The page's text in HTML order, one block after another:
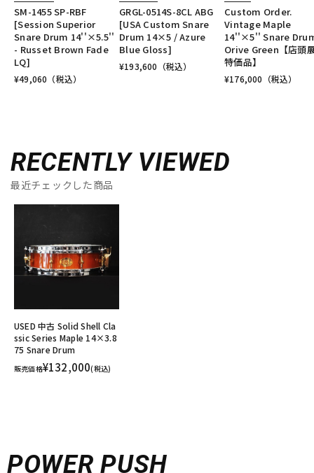
SM-1455 SP-RBF
[Session Superior
Snare Drum 14''×5.5''
- Russet Brown Fade
LQ]
¥49,060 （税込）
GRGL-0514S-8CL ABG
[USA Custom Snare
Drum 14×5 / Azure
Blue Gloss]
¥193,600 （税込）
Custom Order.
Vintage Maple
14''×5'' Snare
Orive Green【店頭
特価品】
¥176,000 （税込）
RECENTLY VIEWED
最近チェックした商品
USED 中古 Solid Shell Cla
ssic Series Maple 14×3.8
75 Snare Drum
販売価格¥132,000(税込)
POWER PUSH